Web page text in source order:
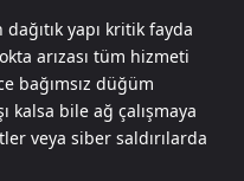
dağıtık yapı kritik fayda
arızası tüm hizmeti
bağımsız düğüm
kalsa bile ağ çalışmaya
veya siber saldırılarda